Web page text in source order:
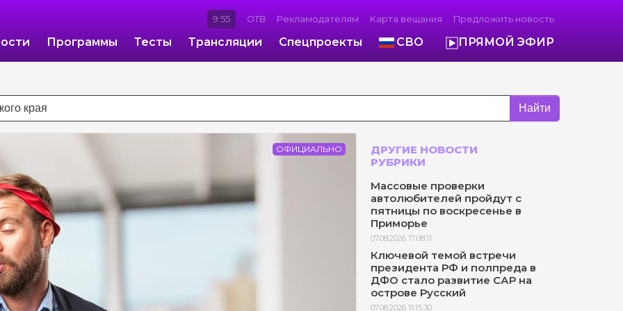
9:55 ОТВ Рекламодателям Карта вещания Предложить новость
Программы Тесты Трансляции Спецпроекты СВО ПРЯМОЙ ЭФИР
Найти
ОФИЦИАЛЬНО
ДРУГИЕ НОВОСТИ
РУБРИКИ
Массовые проверки
автолюбителей пройдут с
пятницы по воскресенье в
Приморье
07.08.2026 17:08:11
Ключевой темой встречи
президента РФ и полпреда в
ДФО стало развитие САР на
острове Русский
07.08.2026 11:15:30